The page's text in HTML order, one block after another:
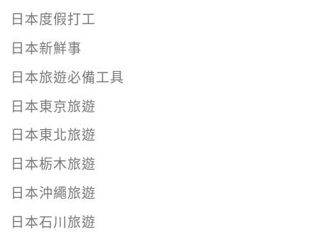
日本度假打工
日本新鮮事
日本旅遊必備工具
日本東京旅遊
日本東北旅遊
日本栃木旅遊
日本沖繩旅遊
日本石川旅遊